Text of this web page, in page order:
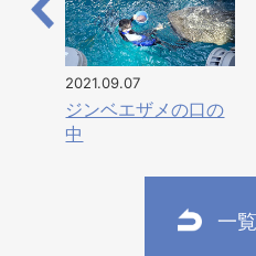
2021.09.07
ジンベエザメの口の
中
一